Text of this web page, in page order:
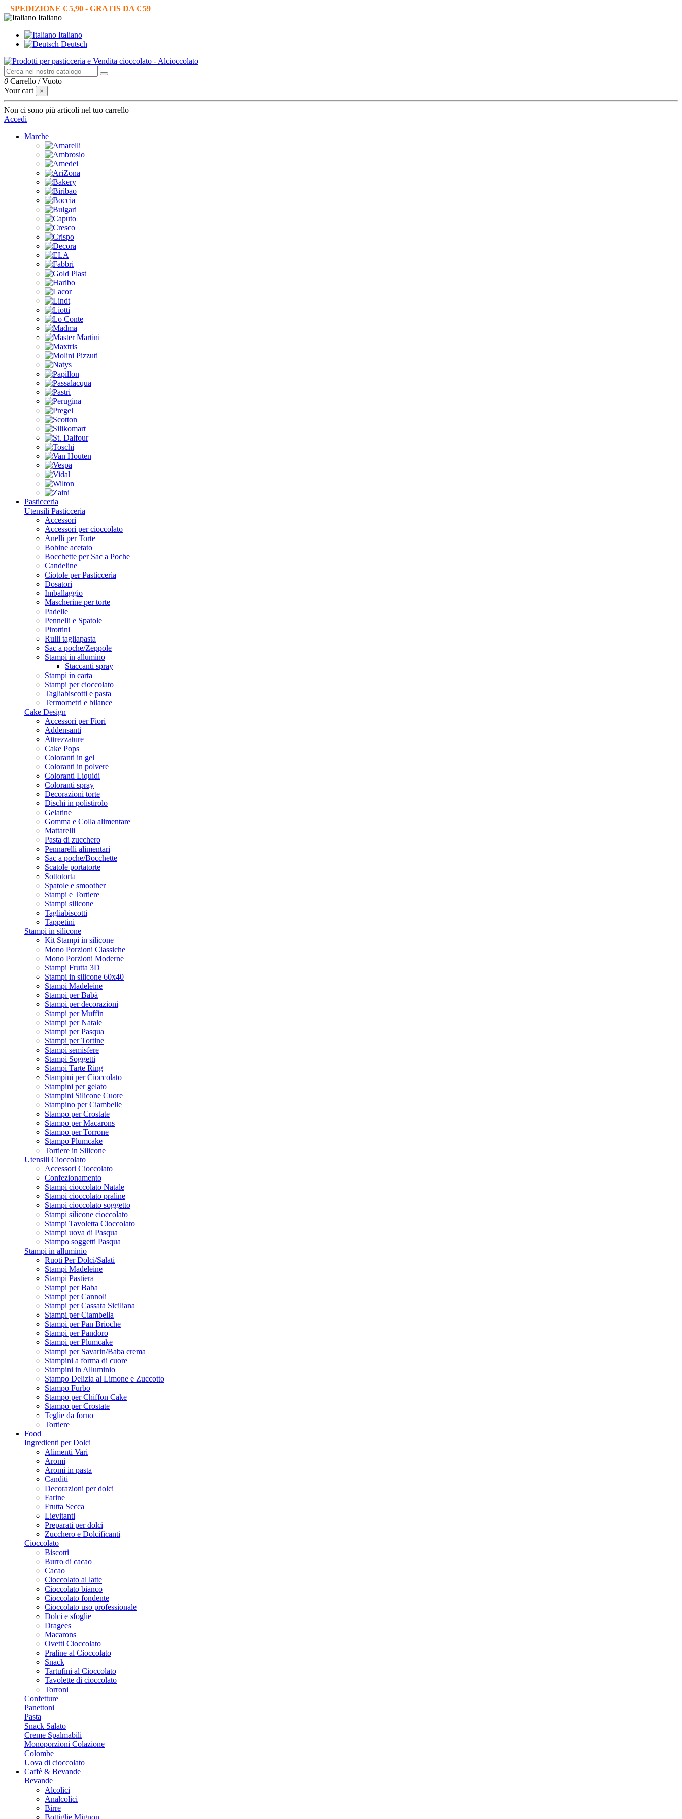
SPEDIZIONE € 5,90 - GRATIS DA € 59
Italiano
Italiano
Deutsch
0 Carrello /Vuoto
Your cart
×
Non ci sono più articoli nel tuo carrello
Accedi
Marche
Pasticceria
Utensili Pasticceria
Accessori
Accessori per cioccolato
Anelli per Torte
Bobine acetato
Bocchette per Sac a Poche
Candeline
Ciotole per Pasticceria
Dosatori
Imballaggio
Mascherine per torte
Padelle
Pennelli e Spatole
Pirottini
Rulli tagliapasta
Sac a poche/Zeppole
Stampi in allumino
Staccanti spray
Stampi in carta
Stampi per cioccolato
Tagliabiscotti e pasta
Termometri e bilance
Cake Design
Accessori per Fiori
Addensanti
Attrezzature
Cake Pops
Coloranti in gel
Coloranti in polvere
Coloranti Liquidi
Coloranti spray
Decorazioni torte
Dischi in polistirolo
Gelatine
Gomma e Colla alimentare
Mattarelli
Pasta di zucchero
Pennarelli alimentari
Sac a poche/Bocchette
Scatole portatorte
Sottotorta
Spatole e smoother
Stampi e Tortiere
Stampi silicone
Tagliabiscotti
Tappetini
Stampi in silicone
Kit Stampi in silicone
Mono Porzioni Classiche
Mono Porzioni Moderne
Stampi Frutta 3D
Stampi in silicone 60x40
Stampi Madeleine
Stampi per Babà
Stampi per decorazioni
Stampi per Muffin
Stampi per Natale
Stampi per Pasqua
Stampi per Tortine
Stampi semisfere
Stampi Soggetti
Stampi Tarte Ring
Stampini per Cioccolato
Stampini per gelato
Stampini Silicone Cuore
Stampino per Ciambelle
Stampo per Crostate
Stampo per Macarons
Stampo per Torrone
Stampo Plumcake
Tortiere in Silicone
Utensili Cioccolato
Accessori Cioccolato
Confezionamento
Stampi cioccolato Natale
Stampi cioccolato praline
Stampi cioccolato soggetto
Stampi silicone cioccolato
Stampi Tavoletta Cioccolato
Stampi uova di Pasqua
Stampo soggetti Pasqua
Stampi in alluminio
Ruoti Per Dolci/Salati
Stampi Madeleine
Stampi Pastiera
Stampi per Baba
Stampi per Cannoli
Stampi per Cassata Siciliana
Stampi per Ciambella
Stampi per Pan Brioche
Stampi per Pandoro
Stampi per Plumcake
Stampi per Savarin/Baba crema
Stampini a forma di cuore
Stampini in Alluminio
Stampo Delizia al Limone e Zuccotto
Stampo Furbo
Stampo per Chiffon Cake
Stampo per Crostate
Teglie da forno
Tortiere
Food
Ingredienti per Dolci
Alimenti Vari
Aromi
Aromi in pasta
Canditi
Decorazioni per dolci
Farine
Frutta Secca
Lievitanti
Preparati per dolci
Zucchero e Dolcificanti
Cioccolato
Biscotti
Burro di cacao
Cacao
Cioccolato al latte
Cioccolato bianco
Cioccolato fondente
Cioccolato uso professionale
Dolci e sfoglie
Dragees
Macarons
Ovetti Cioccolato
Praline al Cioccolato
Snack
Tartufini al Cioccolato
Tavolette di cioccolato
Torroni
Confetture
Panettoni
Pasta
Snack Salato
Creme Spalmabili
Monoporzioni Colazione
Colombe
Uova di cioccolato
Caffè & Bevande
Bevande
Alcolici
Analcolici
Birre
Bottiglie Mignon